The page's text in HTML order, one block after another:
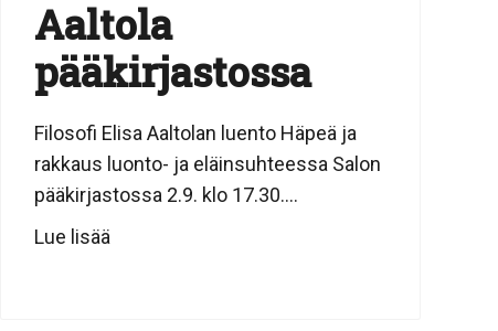
Aaltola
pääkirjastossa
Filosofi Elisa Aaltolan luento Häpeä ja
rakkaus luonto- ja eläinsuhteessa Salon
pääkirjastossa 2.9. klo 17.30....
Lue lisää